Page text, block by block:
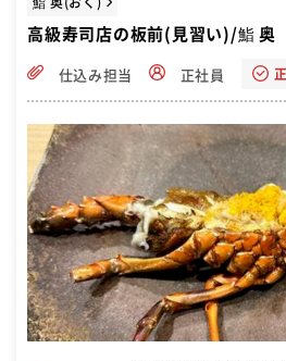
高級寿司店の板前(見習い)/鮨 奥
仕込み担当 正社員